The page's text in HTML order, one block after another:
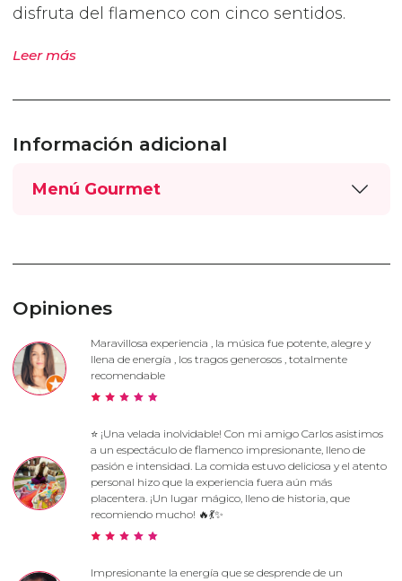
disfruta del flamenco con cinco sentidos.
Leer más
Información adicional
Menú Gourmet
Opiniones
Maravillosa experiencia , la música fue potente, alegre y
llena de energía , los tragos generosos , totalmente
recomendable
⭐ ¡Una velada inolvidable! Con mi amigo Carlos asistimos
a un espectáculo de flamenco impresionante, lleno de
pasión e intensidad. La comida estuvo deliciosa y el atento
personal hizo que la experiencia fuera aún más
placentera. ¡Un lugar mágico, lleno de historia, que
recomiendo mucho! 🔥💃✨
Impresionante la energía que se desprende de un